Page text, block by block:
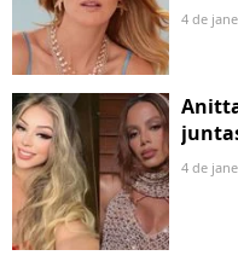
4 de
4 de